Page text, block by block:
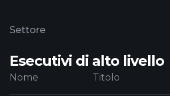
Settore
Esecutivi di alto livello
Nome Titolo